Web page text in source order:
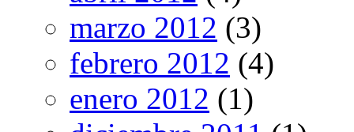
marzo 2012 (3)
febrero 2012 (4)
enero 2012 (1)